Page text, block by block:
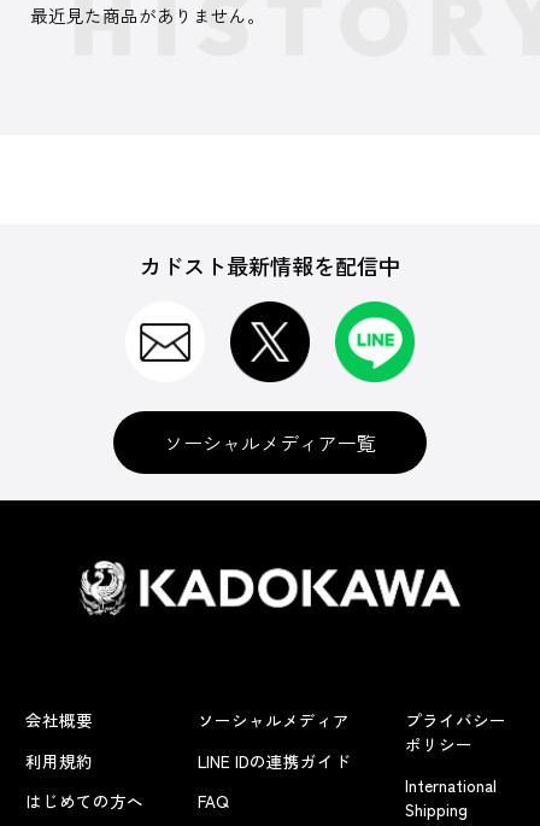
最近見た商品がありません。
カドスト最新情報を配信中
ソーシャルメディア一覧
会社概要
利用規約
はじめての方へ
ソーシャルメディア
LINE IDの連携ガイド
FAQ
プライバシー
ポリシー
International
Shipping